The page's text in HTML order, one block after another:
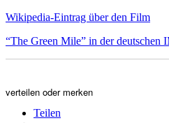
Wikipedia-Eintrag über den Film
“The Green Mile” in der deutschen
verteilen oder merken
Teilen